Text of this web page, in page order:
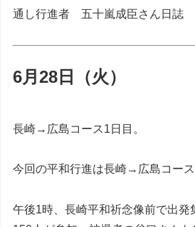
通し行進者 五十嵐成臣さん日誌
6月28日（火）
長崎→広島コース1日目。
今回の平和行進は長崎→広島コース
午後1時、長崎平和祈念像前で出発